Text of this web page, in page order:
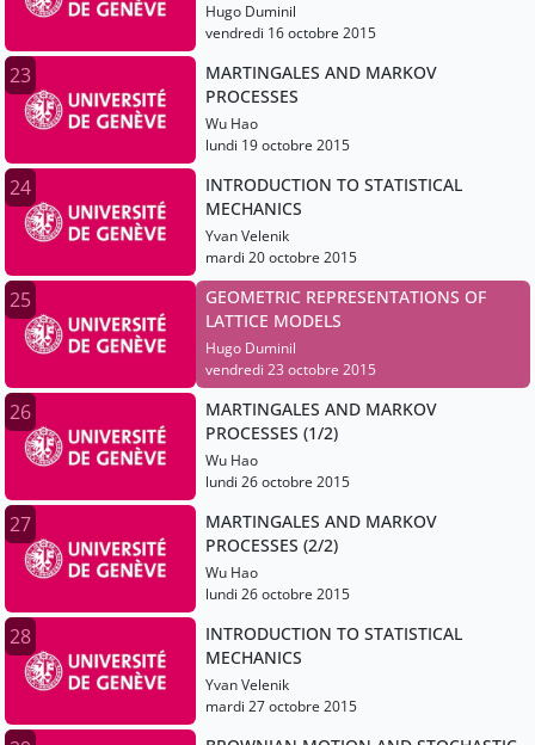
Hugo Duminil
vendredi 16 octobre 2015
23
MARTINGALES AND MARKOV
PROCESSES
Wu Hao
lundi 19 octobre 2015
24
INTRODUCTION TO STATISTICAL
MECHANICS
Yvan Velenik
mardi 20 octobre 2015
25
GEOMETRIC REPRESENTATIONS OF
LATTICE MODELS
Hugo Duminil
vendredi 23 octobre 2015
26
MARTINGALES AND MARKOV
PROCESSES (1/2)
Wu Hao
lundi 26 octobre 2015
27
MARTINGALES AND MARKOV
PROCESSES (2/2)
Wu Hao
lundi 26 octobre 2015
28
INTRODUCTION TO STATISTICAL
MECHANICS
Yvan Velenik
mardi 27 octobre 2015